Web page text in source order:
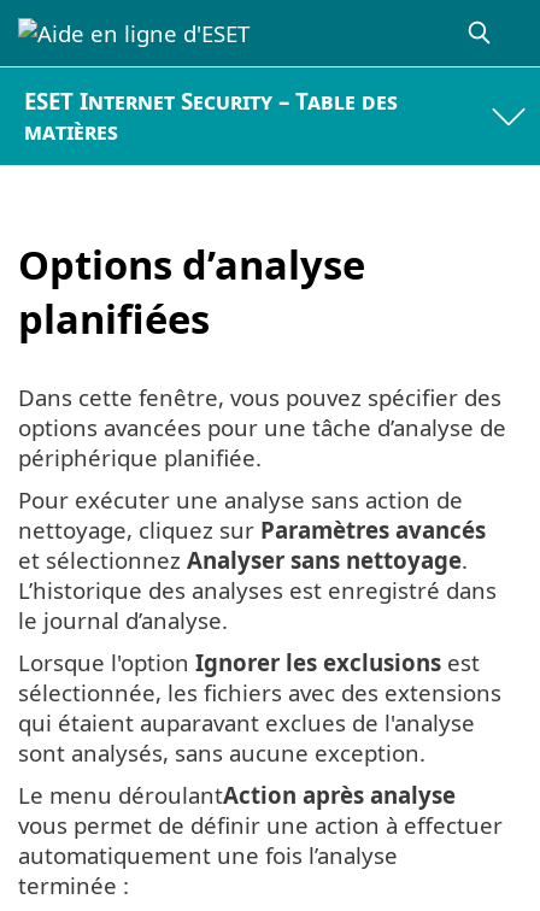
ESET Internet Security – Table des
matières
Options d’analyse
planifiées
Dans cette fenêtre, vous pouvez spécifier des
options avancées pour une tâche d’analyse de
périphérique planifiée.
Pour exécuter une analyse sans action de
nettoyage, cliquez sur Paramètres avancés
et sélectionnez Analyser sans nettoyage.
L’historique des analyses est enregistré dans
le journal d’analyse.
Lorsque l'option Ignorer les exclusions est
sélectionnée, les fichiers avec des extensions
qui étaient auparavant exclues de l'analyse
sont analysés, sans aucune exception.
Le menu déroulantAction après analyse
vous permet de définir une action à effectuer
automatiquement une fois l’analyse
terminée :